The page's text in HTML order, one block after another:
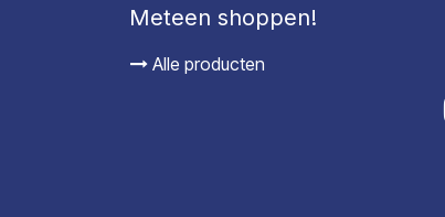
Meteen shoppen!
Alle producten